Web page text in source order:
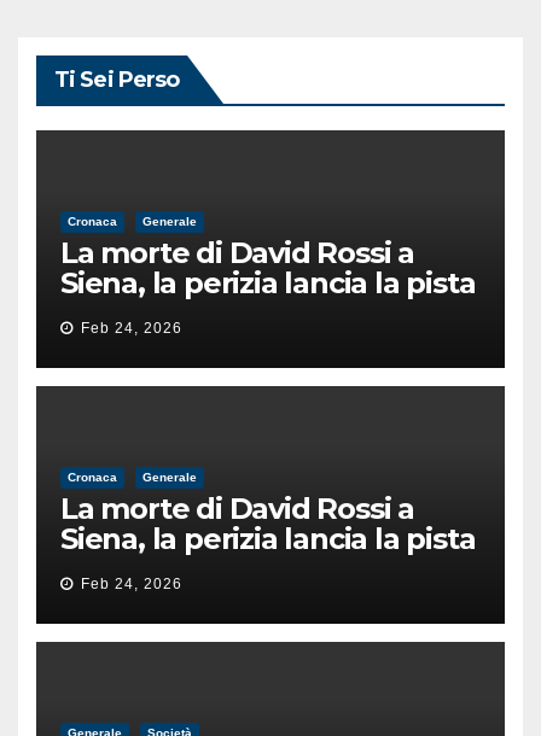
Ti Sei Perso
Cronaca Generale
La morte di David Rossi a
Siena, la perizia lancia la pista
di un’intimidazione finita
male
Feb 24, 2026
Cronaca Generale
La morte di David Rossi a
Siena, la perizia lancia la pista
di un’intimidazione finita
male
Feb 24, 2026
Generale Società